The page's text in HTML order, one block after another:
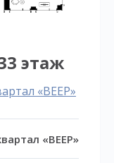
этаж
«ВЕЕР»
«ВЕЕР»